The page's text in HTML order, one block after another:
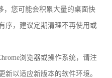
，您可能会积累大量的桌面快
序，建议定期清理不再使用或
浏览器或操作系统，请注
新以适应新版本的软件环境。